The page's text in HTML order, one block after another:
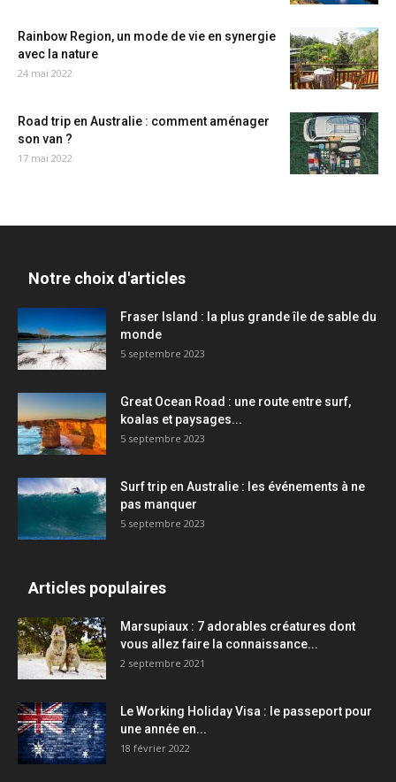
Rainbow Region, un mode de vie en synergie
avec la nature
24 mai 2022
Road trip en Australie : comment aménager
son van ?
17 mai 2022
Notre choix d'articles
Fraser Island : la plus grande île de sable du
monde
5 septembre 2023
Great Ocean Road : une route entre surf,
koalas et paysages...
5 septembre 2023
Surf trip en Australie : les événements à ne
pas manquer
5 septembre 2023
Articles populaires
Marsupiaux : 7 adorables créatures dont
vous allez faire la connaissance...
2 septembre 2021
Le Working Holiday Visa : le passeport pour
une année en...
18 février 2022